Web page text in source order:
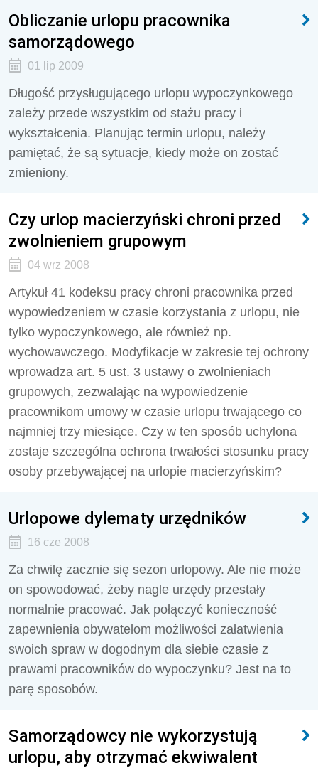
Obliczanie urlopu pracownika
samorządowego
01 lip 2009
Długość przysługującego urlopu wypoczynkowego
zależy przede wszystkim od stażu pracy i
wykształcenia. Planując termin urlopu, należy
pamiętać, że są sytuacje, kiedy może on zostać
zmieniony.
Czy urlop macierzyński chroni przed
zwolnieniem grupowym
04 wrz 2008
Artykuł 41 kodeksu pracy chroni pracownika przed
wypowiedzeniem w czasie korzystania z urlopu, nie
tylko wypoczynkowego, ale również np.
wychowawczego. Modyfikacje w zakresie tej ochrony
wprowadza art. 5 ust. 3 ustawy o zwolnieniach
grupowych, zezwalając na wypowiedzenie
pracownikom umowy w czasie urlopu trwającego co
najmniej trzy miesiące. Czy w ten sposób uchylona
zostaje szczególna ochrona trwałości stosunku pracy
osoby przebywającej na urlopie macierzyńskim?
Urlopowe dylematy urzędników
16 cze 2008
Za chwilę zacznie się sezon urlopowy. Ale nie może
on spowodować, żeby nagle urzędy przestały
normalnie pracować. Jak połączyć konieczność
zapewnienia obywatelom możliwości załatwienia
swoich spraw w dogodnym dla siebie czasie z
prawami pracowników do wypoczynku? Jest na to
parę sposobów.
Samorządowcy nie wykorzystują
urlopu, aby otrzymać ekwiwalent